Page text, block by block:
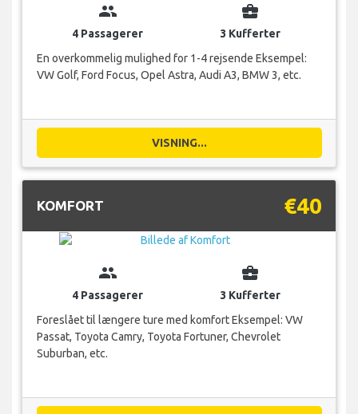
group
4 Passagerer
business_center
3 Kufferter
En overkommelig mulighed for 1-4 rejsende Eksempel:
VW Golf, Ford Focus, Opel Astra, Audi A3, BMW 3, etc.
VISNING...
KOMFORT €40
group
4 Passagerer
business_center
3 Kufferter
Foreslået til længere ture med komfort Eksempel: VW
Passat, Toyota Camry, Toyota Fortuner, Chevrolet
Suburban, etc.